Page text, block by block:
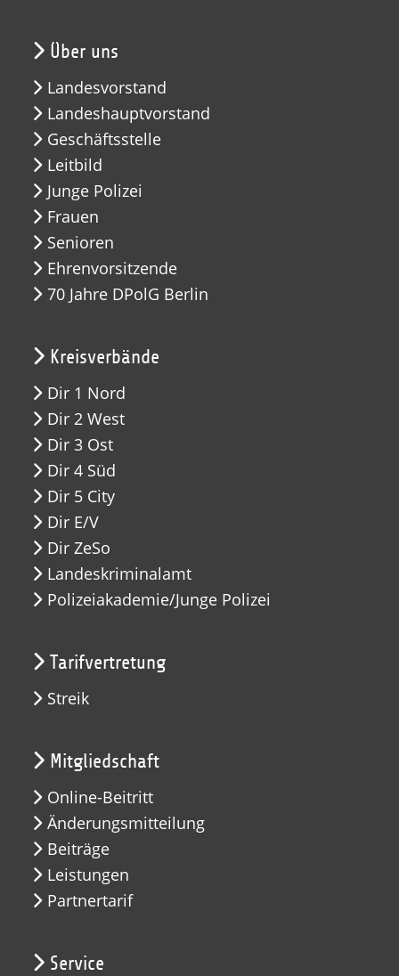
Über uns
Landesvorstand
Landeshauptvorstand
Geschäftsstelle
Leitbild
Junge Polizei
Frauen
Senioren
Ehrenvorsitzende
70 Jahre DPolG Berlin
Kreisverbände
Dir 1 Nord
Dir 2 West
Dir 3 Ost
Dir 4 Süd
Dir 5 City
Dir E/V
Dir ZeSo
Landeskriminalamt
Polizeiakademie/Junge Polizei
Tarifvertretung
Streik
Mitgliedschaft
Online-Beitritt
Änderungsmitteilung
Beiträge
Leistungen
Partnertarif
Service